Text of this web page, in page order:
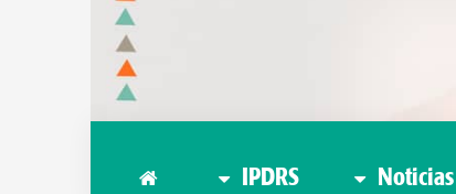
IPDRS Noticias